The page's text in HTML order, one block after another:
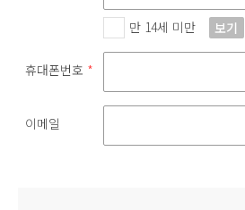
만 14세 미만 보기
휴대폰번호 *
이메일